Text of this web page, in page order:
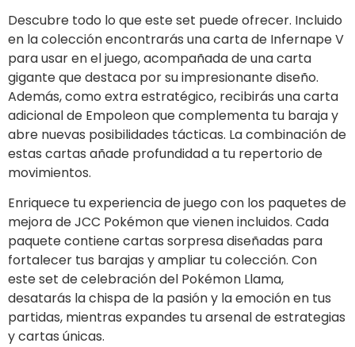
Descubre todo lo que este set puede ofrecer. Incluido
en la colección encontrarás una carta de Infernape V
para usar en el juego, acompañada de una carta
gigante que destaca por su impresionante diseño.
Además, como extra estratégico, recibirás una carta
adicional de Empoleon que complementa tu baraja y
abre nuevas posibilidades tácticas. La combinación de
estas cartas añade profundidad a tu repertorio de
movimientos.
Enriquece tu experiencia de juego con los paquetes de
mejora de JCC Pokémon que vienen incluidos. Cada
paquete contiene cartas sorpresa diseñadas para
fortalecer tus barajas y ampliar tu colección. Con
este set de celebración del Pokémon Llama,
desatarás la chispa de la pasión y la emoción en tus
partidas, mientras expandes tu arsenal de estrategias
y cartas únicas.